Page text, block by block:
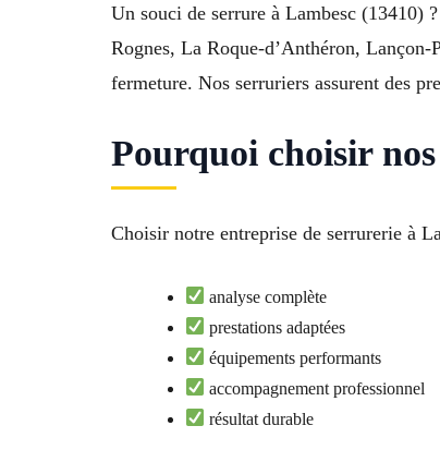
Un souci de serrure à Lambesc (13410)
Rognes, La Roque-d’Anthéron,
fermeture. Nos serruriers assurent des
Pourquoi choisir
Choisir notre entreprise de serrurerie à
analyse complète
prestations adaptées
équipements performants
accompagnement professionnel
résultat durable